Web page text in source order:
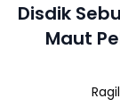
Disdik
Maut